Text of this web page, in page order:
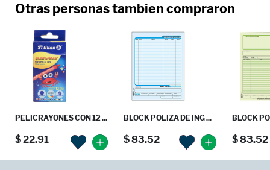
Otras personas tambien compraron
PELICRAYONES CON 12 ...
$ 22.91
BLOCK POLIZA DE ING ...
$ 83.52
BLOCK
$ 83.52